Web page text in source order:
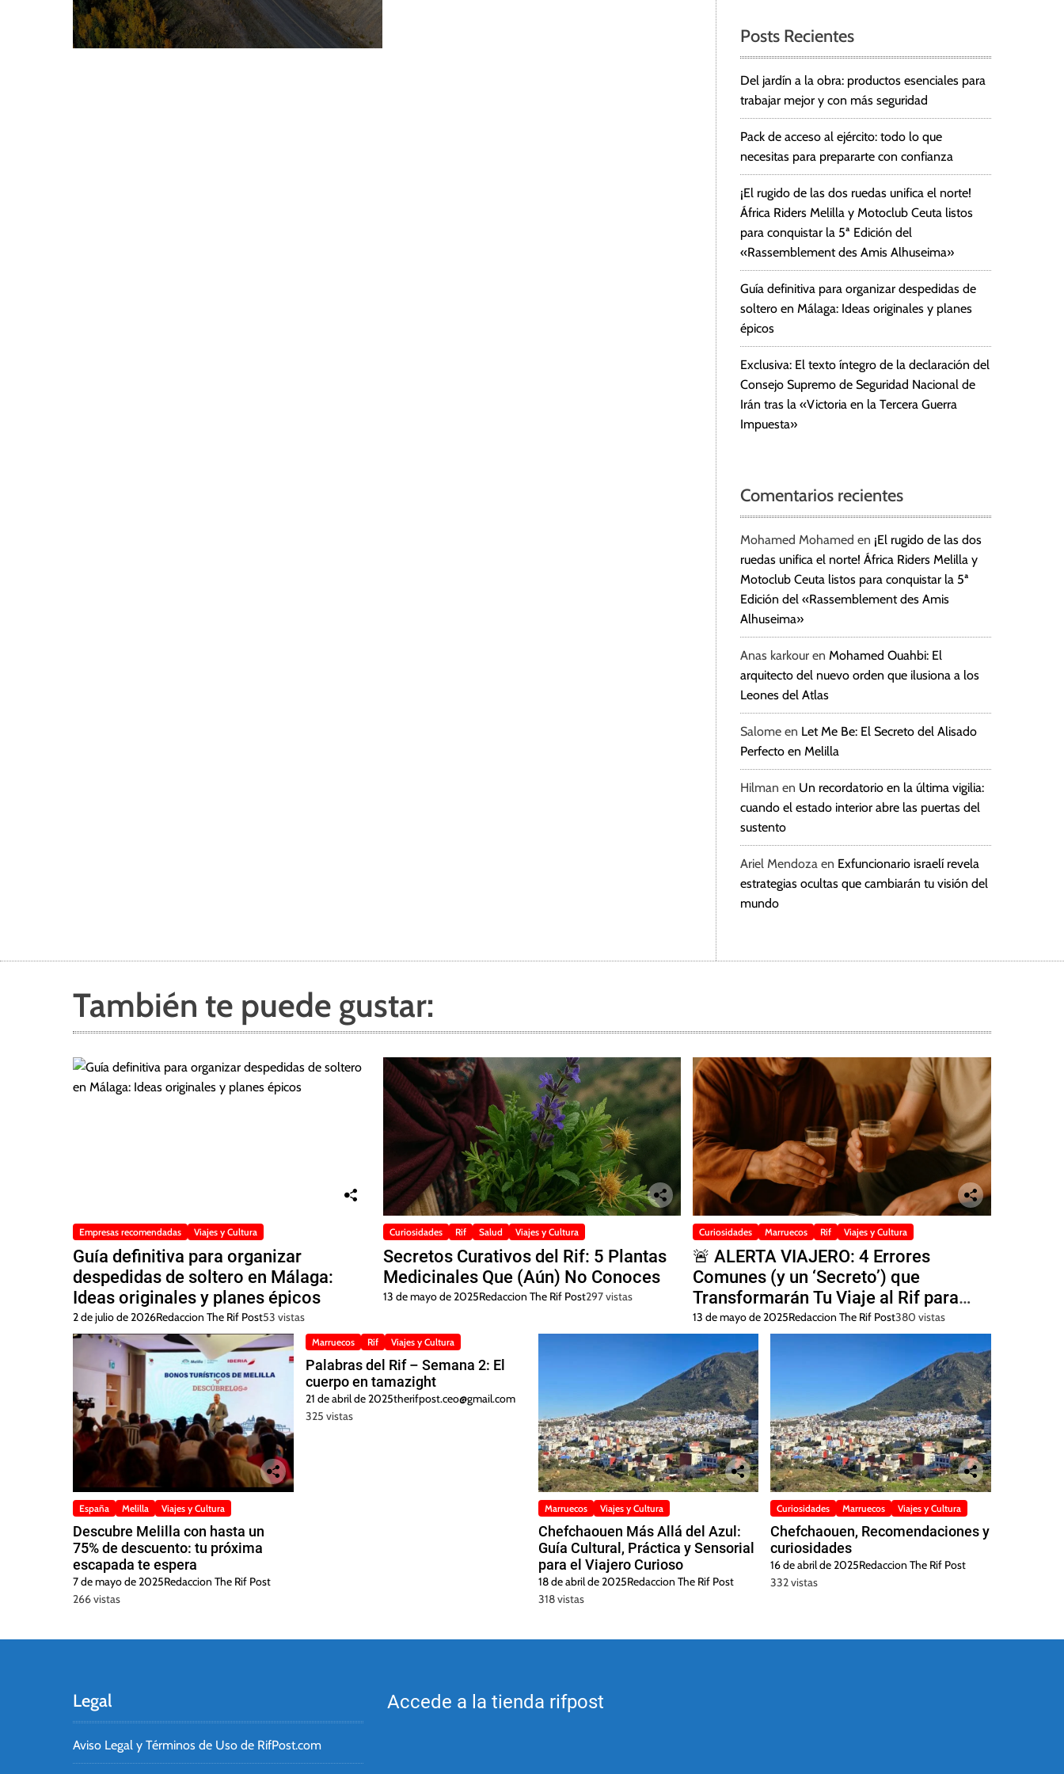
Posts Recientes
Del jardín a la obra: productos esenciales para
trabajar mejor y con más seguridad
Pack de acceso al ejército: todo lo que
necesitas para prepararte con confianza
¡El rugido de las dos ruedas unifica el norte!
África Riders Melilla y Motoclub Ceuta listos
para conquistar la 5ª Edición del
«Rassemblement des Amis Alhuseima»
Guía definitiva para organizar despedidas de
soltero en Málaga: Ideas originales y planes
épicos
Exclusiva: El texto íntegro de la declaración del
Consejo Supremo de Seguridad Nacional de
Irán tras la «Victoria en la Tercera Guerra
Impuesta»
Comentarios recientes
Mohamed Mohamed en ¡El rugido de las dos
ruedas unifica el norte! África Riders Melilla y
Motoclub Ceuta listos para conquistar la 5ª
Edición del «Rassemblement des Amis
Alhuseima»
Anas karkour en Mohamed Ouahbi: El
arquitecto del nuevo orden que ilusiona a los
Leones del Atlas
Salome en Let Me Be: El Secreto del Alisado
Perfecto en Melilla
Hilman en Un recordatorio en la última vigilia:
cuando el estado interior abre las puertas del
sustento
Ariel Mendoza en Exfuncionario israelí revela
estrategias ocultas que cambiarán tu visión del
mundo
También te puede gustar:
Empresas recomendadas Viajes y Cultura
Guía definitiva para organizar
despedidas de soltero en Málaga:
Ideas originales y planes épicos
2 de julio de 2026Redaccion The Rif Post53 vistas
Curiosidades Rif Salud Viajes y Cultura
Secretos Curativos del Rif: 5 Plantas
Medicinales Que (Aún) No Conoces
13 de mayo de 2025Redaccion The Rif Post297 vistas
Curiosidades Marruecos Rif Viajes y Cultura
🚨 ALERTA VIAJERO: 4 Errores
Comunes (y un ‘Secreto’) que
Transformarán Tu Viaje al Rif para
Siempre 🚨
13 de mayo de 2025Redaccion The Rif Post380 vistas
España Melilla Viajes y Cultura
Descubre Melilla con hasta un
75% de descuento: tu próxima
escapada te espera
7 de mayo de 2025Redaccion The Rif Post
266 vistas
Marruecos Rif Viajes y Cultura
Palabras del Rif – Semana 2: El
cuerpo en tamazight
21 de abril de 2025therifpost.ceo@gmail.com
325 vistas
Marruecos Viajes y Cultura
Chefchaouen Más Allá del Azul:
Guía Cultural, Práctica y Sensorial
para el Viajero Curioso
18 de abril de 2025Redaccion The Rif Post
318 vistas
Curiosidades Marruecos Viajes y Cultura
Chefchaouen, Recomendaciones y
curiosidades
16 de abril de 2025Redaccion The Rif Post
332 vistas
Legal
Aviso Legal y Términos de Uso de RifPost.com
Accede a la tienda rifpost